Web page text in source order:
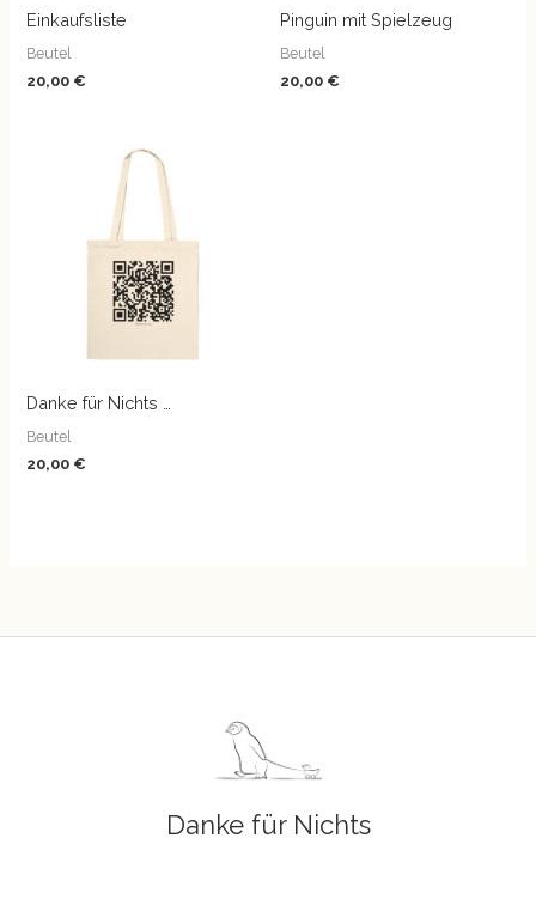
Einkaufsliste
Beutel
20,00 €
Pinguin mit Spielzeug
Beutel
20,00 €
Danke für Nichts …
Beutel
20,00 €
Danke für Nichts